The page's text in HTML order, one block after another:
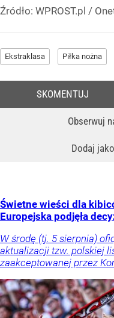
Źródło: WPROST.pl /
Ekstraklasa Piłka nożna
Obserwuj
Dodaj jako
SKOMENTUJ
Świetne wieści dla
Europejska podjęła
W środę (tj. 5 sierpnia)
aktualizacji tzw. polskiej
zaakceptowanej przez